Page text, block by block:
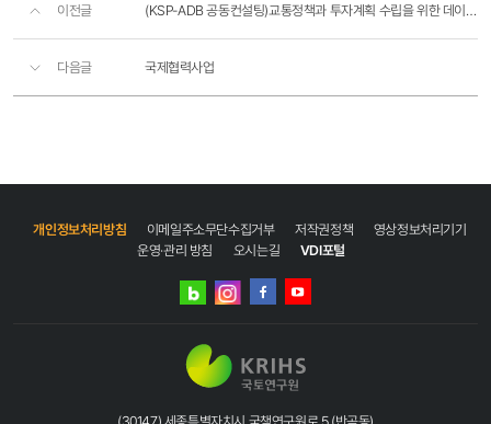
이전글 (KSP-ADB 공동컨설팅)교통정책과 투자계획 수립을 위한 데이터 구축
다음글 국제협력사업
개인정보처리방침 이메일주소무단수집거부 저작권정책
영상정보처리기기
운영·관리 방침
오시는길 VDI포털
네이버
인스타그램